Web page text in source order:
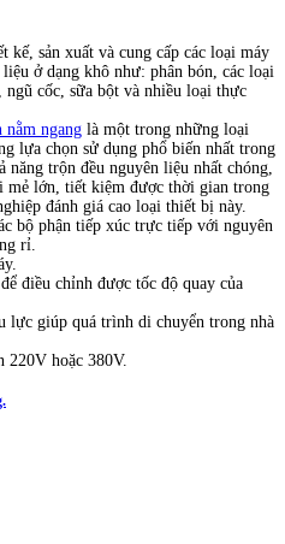
kế, sản xuất và cung cấp các loại máy
ở dạng khô như: phân bón, các loại
cốc, sữa bột và nhiều loại thực
nằm ngang là một trong những loại
lựa chọn sử dụng phổ biến nhất trong
trộn đều nguyên liệu nhất chóng,
mẻ lớn, tiết kiệm được thời gian trong
đánh giá cao loại thiết bị này.
bộ phận tiếp xúc trực tiếp với nguyên
rỉ.
điều chỉnh được tốc độ quay của
lực giúp quá trình di chuyển trong nhà
220V hoặc 380V.